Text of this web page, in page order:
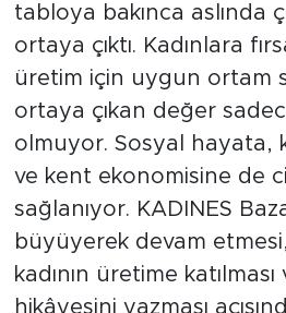
tabloya bakınca aslında
ortaya çıktı. Kadınlara
üretim için uygun ortam
ortaya çıkan değer
olmuyor. Sosyal hayata,
ve kent ekonomisine de
sağlanıyor. KADINES
büyüyerek devam
kadının üretime
hikâyesini yazması